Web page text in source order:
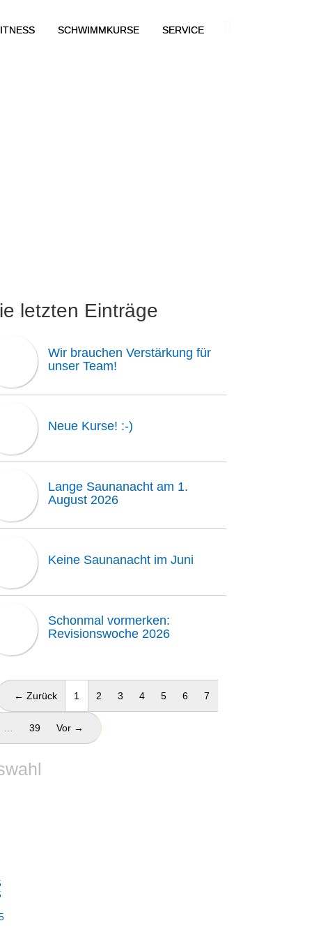
SCHWIMMKURSE SERVICE
letzten Einträge
Wir brauchen Verstärkung für
unser Team!
Neue Kurse! :-)
Lange Saunanacht am 1.
August 2026
Keine Saunanacht im Juni
Schonmal vormerken:
Revisionswoche 2026
← Zurück 1 (aktuell)
2 3 4 5 6 7
39 Vor →